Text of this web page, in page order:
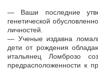
— Ваши последние
генетической
личностей.
— Ученые издавна
дети от рождения
итальянец Ломброзо
предрасположенности к